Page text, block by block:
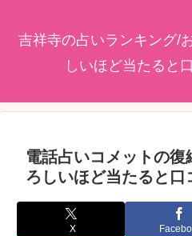
吉祥寺の占いランキング/
しいほど当たると
電話占いコメットの
ろしいほど当たると口
X